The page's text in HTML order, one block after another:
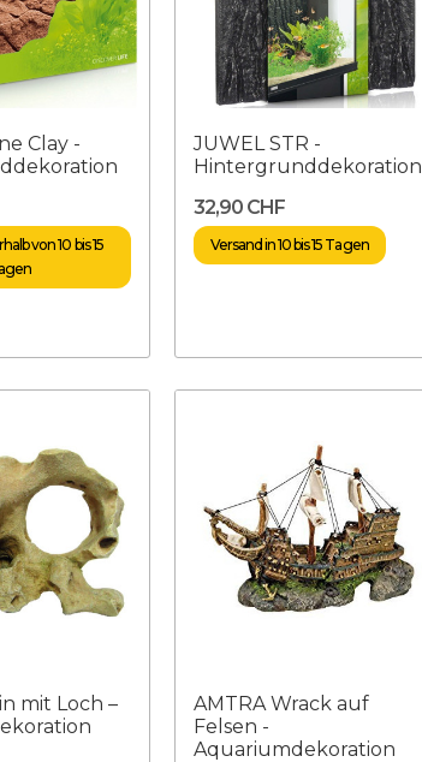
Clay -
von 10 bis 15
JUWEL STR -
Hintergrunddekoration
32,90 CHF
Versand in 10 bis 15 Tagen
mit Loch –
AMTRA Wrack auf
Felsen -
Aquariumdekoration